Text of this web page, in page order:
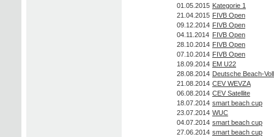
01.05.2015 Kategorie 1
21.04.2015 FIVB Open
09.12.2014 FIVB Open
04.11.2014 FIVB Open
28.10.2014 FIVB Open
07.10.2014 FIVB Open
18.09.2014 EM U22
28.08.2014 Deutsche Beach-
21.08.2014 CEV WEVZA
06.08.2014 CEV Satellite
18.07.2014 smart beach cup
23.07.2014 WUC
04.07.2014 smart beach cup
27.06.2014 smart beach cup